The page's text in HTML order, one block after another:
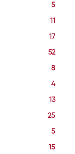
5
17
52
8
4
13
25
5
15